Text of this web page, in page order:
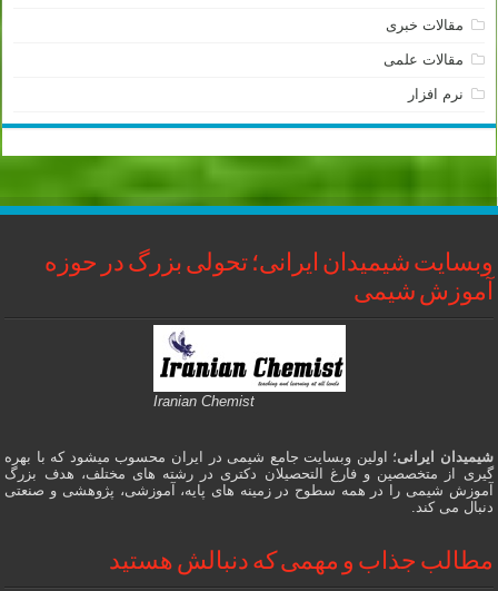
مقالات خبری
مقالات علمی
نرم افزار
وبسایت شیمیدان ایرانی؛ تحولی بزرگ در حوزه
آموزش شیمی
Iranian Chemist
شیمیدان ایرانی؛ اولین وبسایت جامع شیمی در ایران محسوب میشود که با بهره
گیری از متخصصین و فارغ التحصیلان دکتری در رشته های مختلف، هدف بزرگ
آموزش شیمی را در همه سطوح در زمینه های پایه، آموزشی، پژوهشی و صنعتی
دنبال می کند.
مطالب جذاب و مهمی که دنبالش هستید